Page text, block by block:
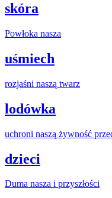
skóra
Powłoka nasza
uśmiech
rozjaśni naszą twarz
lodówka
uchroni naszą żywność
dzieci
Duma nasza i przyszłości